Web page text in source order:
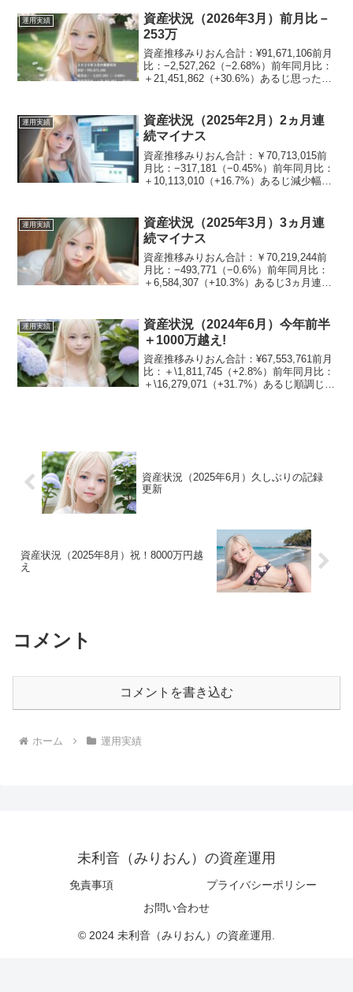
25.8%不動産：...
運用実績
資産状況（2026年3月）前月比－
253万
資産推移みりおん合計：¥91,671,106前月
比：−2,527,262（−2.68%）前年同月比：
＋21,451,862（+30.6%）あるじ思ったよ
不動産...
運用実績
資産状況（2025年2月）2ヵ月連
続マイナス
資産推移みりおん合計：￥70,713,015前
月比：−317,181（−0.45%）前年同月比：
＋10,113,010（+16.7%）あるじ減少幅は
ゃな！資産割合み...
運用実績
資産状況（2025年3月）3ヵ月連
続マイナス
資産推移みりおん合計：￥70,219,244前
月比：−493,771（−0.6%）前年同月比：
＋6,584,307（+10.3%）あるじ3ヵ月連続
んでしまっておるの...
運用実績
資産状況（2024年6月）今年前半
＋1000万越え!
資産推移みりおん合計：¥67,553,761前月
比：＋\1,811,745（+2.8%）前年同月比：
＋\16,279,071（+31.7%）あるじ順調じゃ
資産状況（2025年6月）久しぶりの記録
更新
資産状況（2025年8月）祝！8000万円越
え
コメント
コメントを書き込む
ホーム 運用実績
未利音（みりおん）の資産運用
免責事項
プライバシーポリシー
お問い合わせ
© 2024 未利音（みりおん）の資産運用.